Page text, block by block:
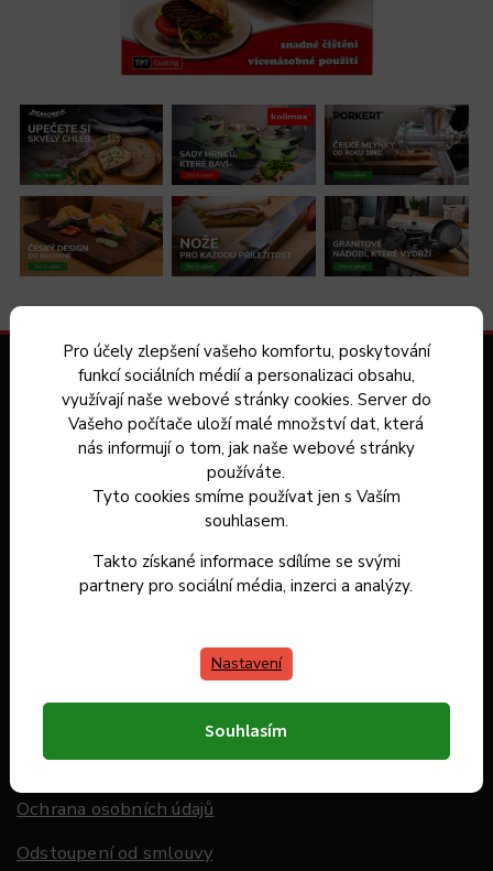
Pro účely zlepšení vašeho komfortu, poskytování
funkcí sociálních médií a personalizaci obsahu,
využívají naše webové stránky cookies. Server do
Vašeho počítače uloží malé množství dat, která
nás informují o tom, jak naše webové stránky
používáte.
Tyto cookies smíme používat jen s Vaším
souhlasem.
Takto získané informace sdílíme se svými
partnery pro sociální média, inzerci a analýzy.
Nastavení
Souhlasím
Zákaznický servis
Kontakt
Záruka spokojenosti
Doprava a platba
Hodnocení obchodu
Obchodní podmínky
Ochrana osobních údajů
Odstoupení od smlouvy